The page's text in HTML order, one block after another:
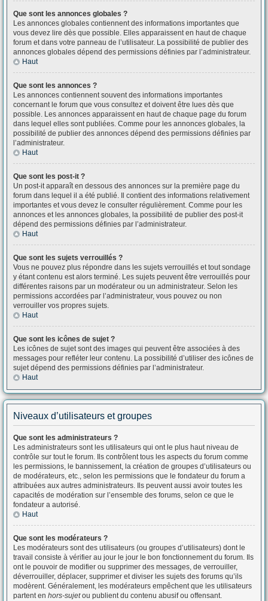
Que sont les annonces globales ?
Les annonces globales contiennent des informations importantes que
vous devez lire dès que possible. Elles apparaissent en haut de chaque
forum et dans votre panneau de l’utilisateur. La possibilité de publier des
annonces globales dépend des permissions définies par l’administrateur.
Haut
Que sont les annonces ?
Les annonces contiennent souvent des informations importantes
concernant le forum que vous consultez et doivent être lues dès que
possible. Les annonces apparaissent en haut de chaque page du forum
dans lequel elles sont publiées. Comme pour les annonces globales, la
possibilité de publier des annonces dépend des permissions définies par
l’administrateur.
Haut
Que sont les post-it ?
Un post-it apparaît en dessous des annonces sur la première page du
forum dans lequel il a été publié. Il contient des informations relativement
importantes et vous devez le consulter régulièrement. Comme pour les
annonces et les annonces globales, la possibilité de publier des post-it
dépend des permissions définies par l’administrateur.
Haut
Que sont les sujets verrouillés ?
Vous ne pouvez plus répondre dans les sujets verrouillés et tout sondage
y étant contenu est alors terminé. Les sujets peuvent être verrouillés pour
différentes raisons par un modérateur ou un administrateur. Selon les
permissions accordées par l’administrateur, vous pouvez ou non
verrouiller vos propres sujets.
Haut
Que sont les icônes de sujet ?
Les icônes de sujet sont des images qui peuvent être associées à des
messages pour refléter leur contenu. La possibilité d’utiliser des icônes de
sujet dépend des permissions définies par l’administrateur.
Haut
Niveaux d’utilisateurs et groupes
Que sont les administrateurs ?
Les administrateurs sont les utilisateurs qui ont le plus haut niveau de
contrôle sur tout le forum. Ils contrôlent tous les aspects du forum comme
les permissions, le bannissement, la création de groupes d’utilisateurs ou
de modérateurs, etc., selon les permissions que le fondateur du forum a
attribuées aux autres administrateurs. Ils peuvent aussi avoir toutes les
capacités de modération sur l’ensemble des forums, selon ce que le
fondateur a autorisé.
Haut
Que sont les modérateurs ?
Les modérateurs sont des utilisateurs (ou groupes d’utilisateurs) dont le
travail consiste à vérifier au jour le jour le bon fonctionnement du forum. Ils
ont le pouvoir de modifier ou supprimer des messages, de verrouiller,
déverrouiller, déplacer, supprimer et diviser les sujets des forums qu’ils
modèrent. Généralement, les modérateurs empêchent que les utilisateurs
partent en hors-sujetou publient du contenu abusif ou offensant.